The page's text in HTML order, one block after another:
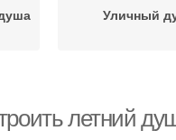
Уличный
летний